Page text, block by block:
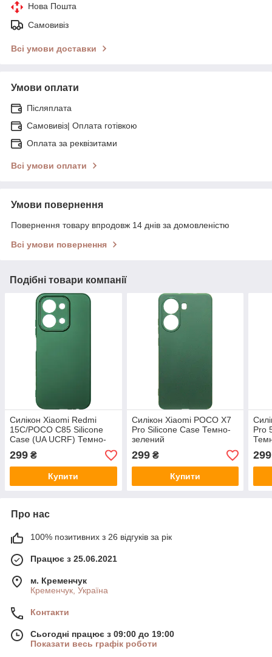
Нова Пошта
Самовивіз
Всі умови доставки
Умови оплати
Післяплата
Самовивіз| Оплата готівкою
Оплата за реквізитами
Всі умови оплати
Умови повернення
Повернення товару впродовж 14 днів за домовленістю
Всі умови повернення
Подібні товари компанії
Силікон Xiaomi Redmi
15C/POCO C85 Silicone
Case (UA UCRF) Темно-
зелений
299 ₴
Купити
Силікон Xiaomi POCO X7
Pro Silicone Case Темно-
зелений
299₴
Купити
Pro
299
Про нас
100% позитивних з 26 відгуків за рік
Працює з 25.06.2021
м. Кременчук
Кременчук, Україна
Контакти
Сьогодні працює з 09:00 до 19:00
Показати весь графік роботи